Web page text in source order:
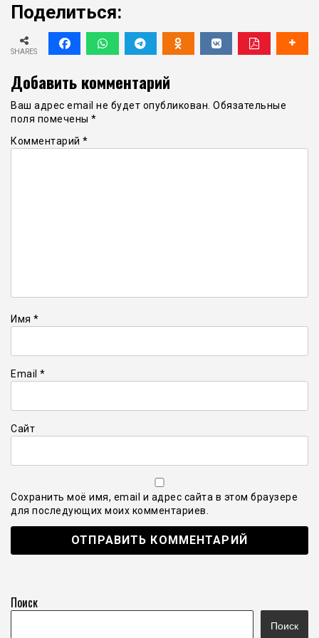
Поделиться:
SHARES
Добавить комментарий
Ваш адрес email не будет опубликован. Обязательные
поля помечены *
Комментарий *
Имя *
Email *
Сайт
Сохранить моё имя, email и адрес сайта в этом браузере
для последующих моих комментариев.
Поиск
Поиск